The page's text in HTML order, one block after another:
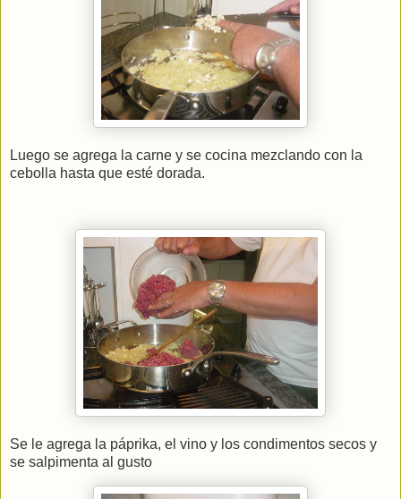
Luego se agrega la carne y se cocina mezclando con la
cebolla hasta que esté dorada.
Se le agrega la páprika, el vino y los condimentos secos y
se salpimenta al gusto